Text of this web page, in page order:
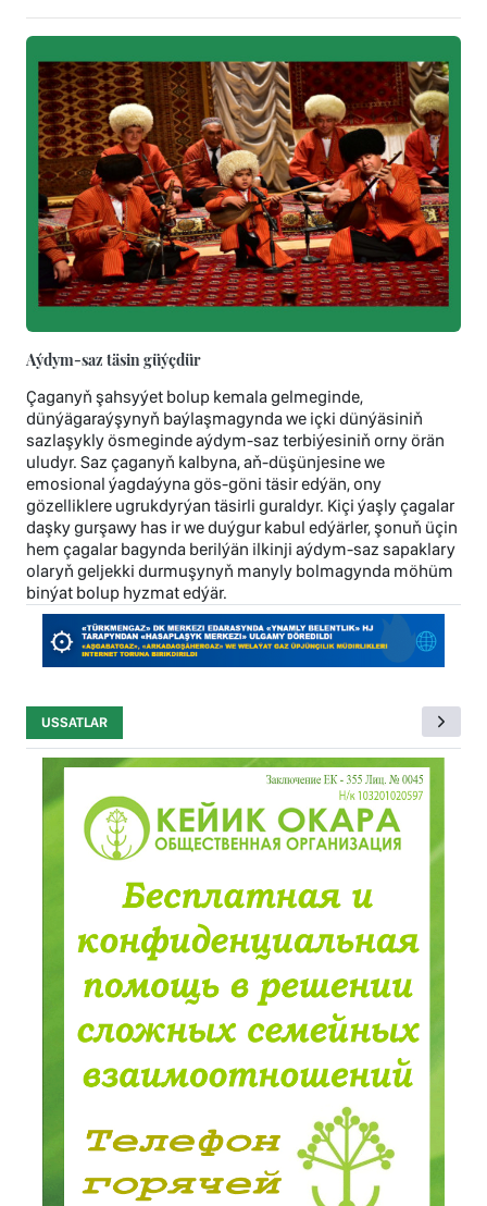
Aýdym-saz täsin güýçdür
Çaganyň şahsyýet bolup kemala gelmeginde,
dünýägaraýşynyň baýlaşmagynda we içki dünýäsiniň
sazlaşykly ösmeginde aýdym-saz terbiýesiniň orny örän
uludyr. Saz çaganyň kalbyna, aň-düşünjesine we
emosional ýagdaýyna gös-göni täsir edýän, ony
gözelliklere ugrukdyrýan täsirli guraldyr. Kiçi ýaşly çagalar
daşky gurşawy has ir we duýgur kabul edýärler, şonuň üçin
hem çagalar bagynda berilýän ilkinji aýdym-saz sapaklary
olaryň geljekki durmuşynyň manyly bolmagynda möhüm
binýat bolup hyzmat edýär.
USSATLAR